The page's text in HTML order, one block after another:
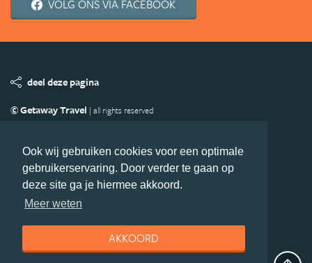
Ook wij gebruiken cookies voor een optimale
gebruikerservaring. Door verder te gaan op
deze site ga je hiermee akkoord.
Meer weten
AKKOORD
VOLG ONS VIA FACEBOOK
deel deze pagina
© Getaway Travel | all rights reserved
Copyright
Privacy statement Disclaimer
Cookies
Volg Azie.nl
Nieuwsbrief
Facebook